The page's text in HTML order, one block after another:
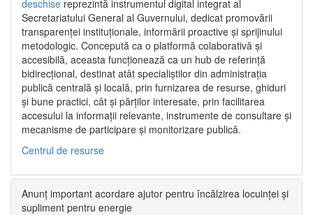
deschise reprezintă instrumentul digital integrat al
Secretariatului General al Guvernului, dedicat promovării
transparenței instituționale, informării proactive și sprijinului
metodologic. Concepută ca o platformă colaborativă și
accesibilă, aceasta funcționează ca un hub de referință
bidirecțional, destinat atât specialiștilor din administrația
publică centrală și locală, prin furnizarea de resurse, ghiduri
și bune practici, cât și părților interesate, prin facilitarea
accesului la informații relevante, instrumente de consultare și
mecanisme de participare și monitorizare publică.
Centrul de resurse
Anunț important acordare ajutor pentru încălzirea locuinței și
supliment pentru energie